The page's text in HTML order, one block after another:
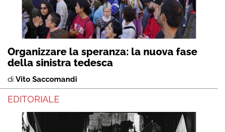
Organizzare la speranza: la nuova fase
della sinistra tedesca
di Vito Saccomandi
EDITORIALE